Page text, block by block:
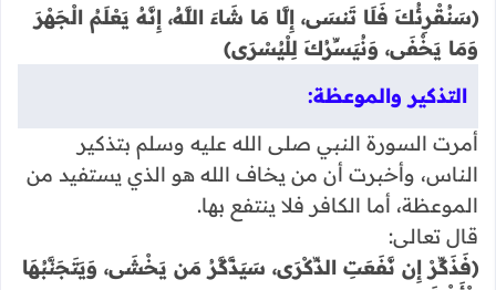
﴿سَنُقْرِئُكَ فَلَا تَنسَى، إِلَّا مَا شَاءَ اللَّهُ، إِنَّهُ يَعْلَمُ الْجَهْرَ
وَمَا يَخْفَى، وَنُيَسِّرُكَ لِلْيُسْرَى﴾
التذكير والموعظة:
أمرت السورة النبي صلى الله عليه وسلم بتذكير
الناس، وأخبرت أن من يخاف الله هو الذي يستفيد من
الموعظة، أما الكافر فلا ينتفع بها.
قال تعالى:
﴿فَذَكِّرْ إِن نَّفَعَتِ الذِّكْرَى، سَيَذَّكَّرُ مَن يَخْشَى، وَيَتَجَنَّبُهَا